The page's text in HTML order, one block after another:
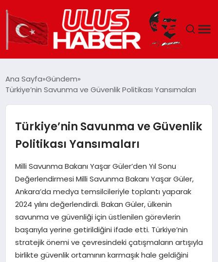
DÜNYA
EKONOMI
SIYASET
Ana Sayfa Gündem
Türkiye’nin Savunma ve Güvenlik Politikası Yansımaları
Türkiye’nin Savunma ve Güvenlik
Politikası Yansımaları
Milli Savunma Bakanı Yaşar Güler’den Yıl Sonu
Değerlendirmesi Milli Savunma Bakanı Yaşar Güler,
Ankara’da medya temsilcileriyle toplantı yaparak
2024 yılını değerlendirdi. Bakan Güler, ülkenin
savunma ve güvenliği için üstlenilen görevlerin
başarıyla yerine getirildiğini ifade etti. Türkiye’nin
stratejik önemi ve çevresindeki çatışmaların artışıyla
birlikte güvenlik ortamının karmaşık hale geldiğini